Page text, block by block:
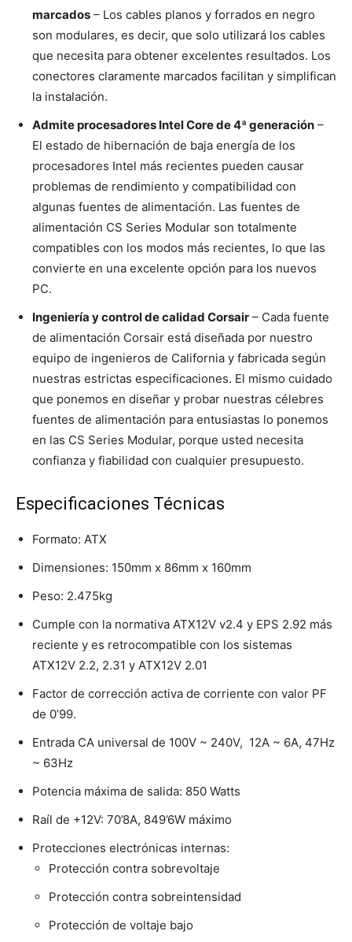
marcados – Los cables planos y forrados en negro
son modulares, es decir, que solo utilizará los cables
que necesita para obtener excelentes resultados. Los
conectores claramente marcados facilitan y simplifican
la instalación.
Admite procesadores Intel Core de 4ª generación –
El estado de hibernación de baja energía de los
procesadores Intel más recientes pueden causar
problemas de rendimiento y compatibilidad con
algunas fuentes de alimentación. Las fuentes de
alimentación CS Series Modular son totalmente
compatibles con los modos más recientes, lo que las
convierte en una excelente opción para los nuevos
PC.
Ingeniería y control de calidad Corsair – Cada fuente
de alimentación Corsair está diseñada por nuestro
equipo de ingenieros de California y fabricada según
nuestras estrictas especificaciones. El mismo cuidado
que ponemos en diseñar y probar nuestras célebres
fuentes de alimentación para entusiastas lo ponemos
en las CS Series Modular, porque usted necesita
confianza y fiabilidad con cualquier presupuesto.
Especificaciones Técnicas
Formato: ATX
Dimensiones: 150mm x 86mm x 160mm
Peso: 2.475kg
Cumple con la normativa ATX12V v2.4 y EPS 2.92 más
reciente y es retrocompatible con los sistemas
ATX12V 2.2, 2.31 y ATX12V 2.01
Factor de corrección activa de corriente con valor PF
de 0’99.
Entrada CA universal de 100V ~ 240V, 12A ~ 6A, 47Hz
~ 63Hz
Potencia máxima de salida: 850 Watts
Raíl de +12V: 70’8A, 849’6W máximo
Protecciones electrónicas internas:
Protección contra sobrevoltaje
Protección contra sobreintensidad
Protección de voltaje bajo